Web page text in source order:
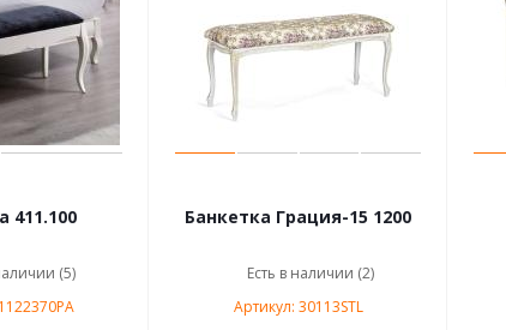
411.100
(5)
Банкетка Грация-15 1200
Есть в наличии (2)
Артикул: 30113STL